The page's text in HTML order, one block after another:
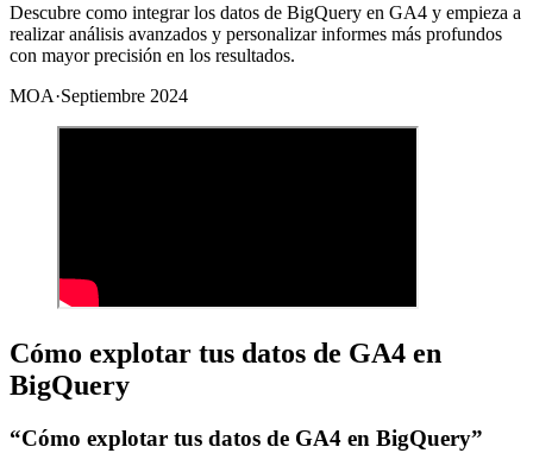
Descubre como integrar los datos de BigQuery en GA4 y empieza a
realizar análisis avanzados y personalizar informes más profundos
con mayor precisión en los resultados.
MOA·Septiembre 2024
Cómo explotar tus datos de GA4 en
BigQuery
“Cómo explotar tus datos de GA4 en BigQuery”